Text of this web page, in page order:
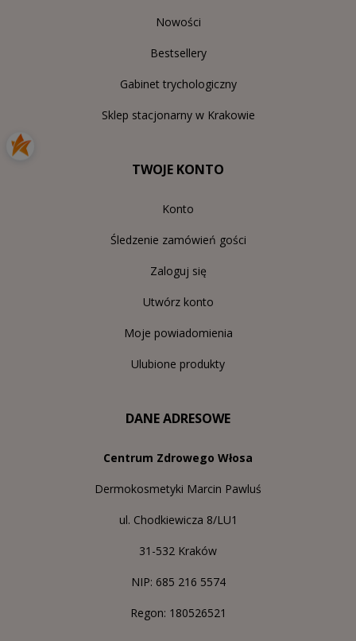
Nowości
Bestsellery
Gabinet trychologiczny
Sklep stacjonarny w Krakowie
TWOJE KONTO
Konto
Śledzenie zamówień gości
Zaloguj się
Utwórz konto
Moje powiadomienia
Ulubione produkty
DANE ADRESOWE
Centrum Zdrowego Włosa
Dermokosmetyki Marcin Pawluś
ul. Chodkiewicza 8/LU1
31-532 Kraków
NIP: 685 216 5574
Regon: 180526521